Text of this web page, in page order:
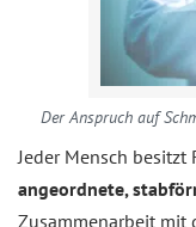
Der Anspruch auf
Jeder Mensch besitzt
angeordnete,
Zusammenarbeit mit